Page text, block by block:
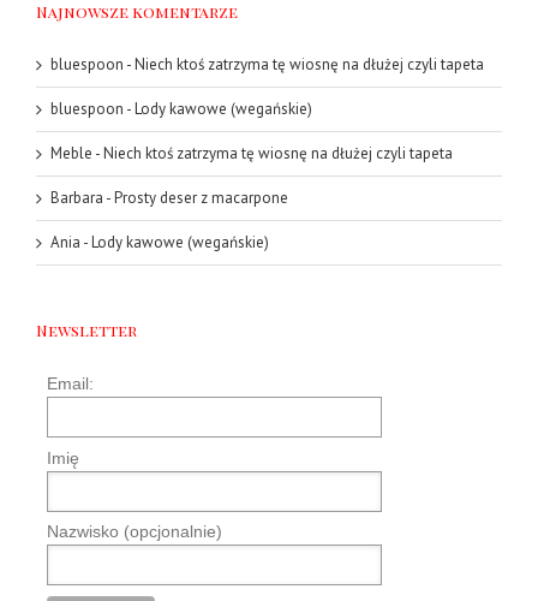
Najnowsze komentarze
bluespoon -Niech ktoś zatrzyma tę wiosnę na dłużej czyli tapeta
bluespoon -Lody kawowe (wegańskie)
Meble -Niech ktoś zatrzyma tę wiosnę na dłużej czyli tapeta
Barbara -Prosty deser z macarpone
Ania -Lody kawowe (wegańskie)
Newsletter
Email:
Imię
Nazwisko (opcjonalnie)